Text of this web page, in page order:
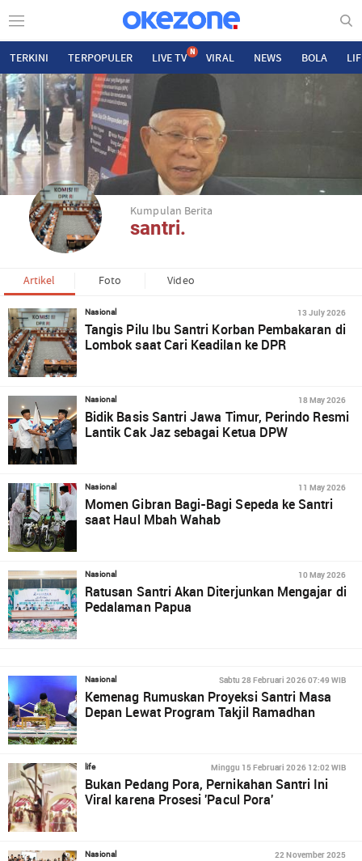
TERKINI TERPOPULER LIVE TV N VIRAL NEWS BOLA
Kumpulan Berita
santri.
Artikel Foto Video
Nasional 13 July 2026
Tangis Pilu Ibu Santri Korban Pembakaran di
Lombok saat Cari Keadilan ke DPR
Nasional 18 May 2026
Bidik Basis Santri Jawa Timur, Perindo Resmi
Lantik Cak Jaz sebagai Ketua DPW
Nasional 11 May 2026
Momen Gibran Bagi-Bagi Sepeda ke Santri
saat Haul Mbah Wahab
Nasional 10 May 2026
Ratusan Santri Akan Diterjunkan Mengajar di
Pedalaman Papua
Nasional Sabtu 28 Februari 2026 07:49 WIB
Kemenag Rumuskan Proyeksi Santri Masa
Depan Lewat Program Takjil Ramadhan
life Minggu 15 Februari 2026 12:02 WIB
Bukan Pedang Pora, Pernikahan Santri Ini
Viral karena Prosesi 'Pacul Pora'
Nasional 22 November 2025